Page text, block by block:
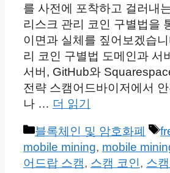
를 사전에 포착하고 걸러내
리스크 관리 코인 구별법을
이면과 실체를 짚어보겠습
리 코인 구별법 도메인과 서
서버, GitHub와
전략 스캠어드바이저에서
나 … 더 읽기
카
테
고
블록체인 및 암호화폐
mobile mining, mobile
어드랍 스캠, 스캠 코인, 스